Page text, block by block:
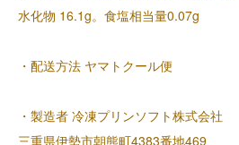
水化物 16.1g。食塩相当量0.07g
・配送方法 ヤマトクール便
・製造者 冷凍プリンソフト株式会社
三重県伊勢市朝熊町4383番地469